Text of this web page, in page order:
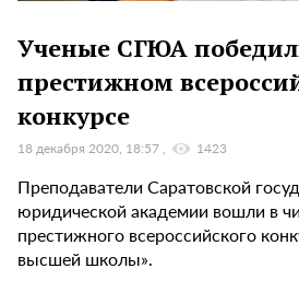
Ученые СГЮА
престижном
конкурсе
18 декабря 2020, 18:57 1423
Преподаватели Саратовской
юридической академии вошли в
престижного всероссийского
высшей школы».